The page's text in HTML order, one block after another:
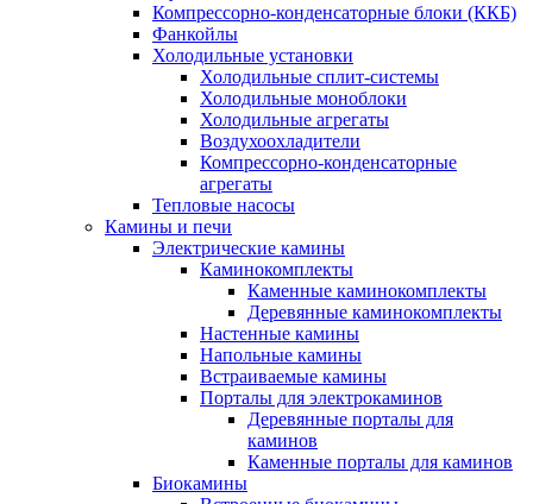
Компрессорно-конденсаторные блоки (ККБ)
Фанкойлы
Холодильные установки
Холодильные сплит-системы
Холодильные моноблоки
Холодильные агрегаты
Воздухоохладители
Компрессорно-конденсаторные
агрегаты
Тепловые насосы
Камины и печи
Электрические камины
Каминокомплекты
Каменные каминокомплекты
Деревянные каминокомплекты
Настенные камины
Напольные камины
Встраиваемые камины
Порталы для электрокаминов
Деревянные порталы для
каминов
Каменные порталы для каминов
Биокамины